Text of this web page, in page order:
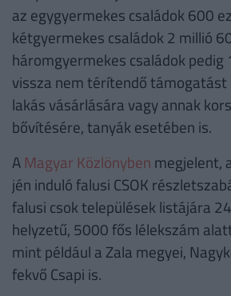
az egygyermekes családok 600
kétgyermekes családok 2 millió
háromgyermekes családok
vissza nem térítendő
lakás vásárlására vagy annak
bővítésére, tanyák esetében is.
A Magyar Közlönyben megjelent,
jén induló falusi CSOK
falusi csok települések listájára
helyzetű, 5000 fős lélekszám
mint például a Zala megyei,
fekvő Csapi is.